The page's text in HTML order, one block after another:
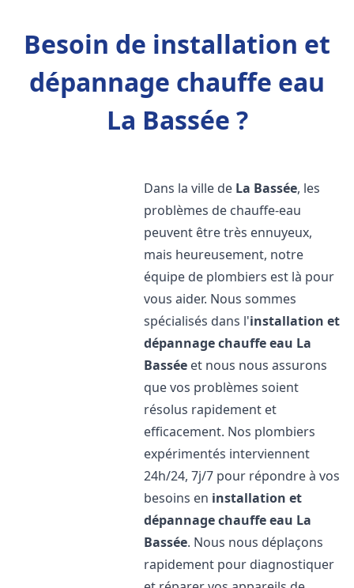
Besoin de installation et
dépannage chauffe eau
La Bassée ?
Dans la ville de La Bassée, les
problèmes de chauffe-eau
peuvent être très ennuyeux,
mais heureusement, notre
équipe de plombiers est là pour
vous aider. Nous sommes
spécialisés dans l'installation et
dépannage chauffe eau La
Bassée et nous nous assurons
que vos problèmes soient
résolus rapidement et
efficacement. Nos plombiers
expérimentés interviennent
24h/24, 7j/7 pour répondre à vos
besoins en installation et
dépannage chauffe eau La
Bassée. Nous nous déplaçons
rapidement pour diagnostiquer